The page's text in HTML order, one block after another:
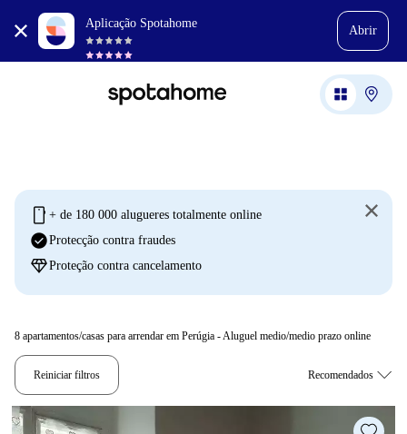
Aplicação Spotahome
Abrir
mobile + de 180 000 alugueres totalmente online
check_circleProtecção contra fraudes
diamondProteção contra cancelamento
8 apartamentos/casas para arrendar em Perúgia - Aluguel medio/medio prazo online
Reiniciar filtros